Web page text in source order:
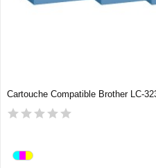
Cartouche Compatible Brother LC-